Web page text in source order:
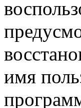
имя